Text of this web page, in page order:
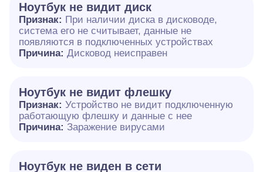
Ноутбук не видит диск
Признак: При наличии диска в дисководе,
система его не считывает, данные не
появляются в подключенных устройствах
Причина: Дисковод неисправен
Ноутбук не видит флешку
Признак: Устройство не видит подключенную
работающую флешку и данные с нее
Причина: Заражение вирусами
Ноутбук не виден в сети